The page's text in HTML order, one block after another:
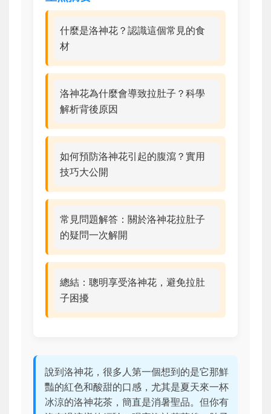
什麼是洛神花？認識這個常見的食
材
洛神花為什麼會導致拉肚子？科學
解析背後原因
如何預防洛神花引起的腹瀉？實用
技巧大公開
常見問題解答：關於洛神花拉肚子
的疑問一次解開
總結：聰明享受洛神花，避免拉肚
子困擾
說到洛神花，很多人第一個想到的是它那鮮
豔的紅色和酸甜的口感，尤其是夏天來一杯
冰涼的洛神花茶，簡直是消暑聖品。但你有